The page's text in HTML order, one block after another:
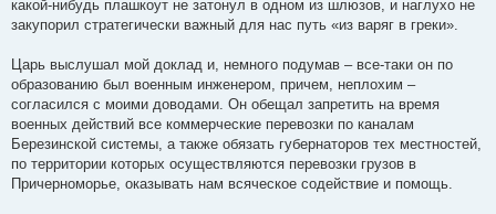
какой-нибудь плашкоут не затонул в одном из шлюзов, и наглухо не
закупорил стратегически важный для нас путь «из варяг в греки».
Царь выслушал мой доклад и, немного подумав – все-таки он по
образованию был военным инженером, причем, неплохим –
согласился с моими доводами. Он обещал запретить на время
военных действий все коммерческие перевозки по каналам
Березинской системы, а также обязать губернаторов тех местностей,
по территории которых осуществляются перевозки грузов в
Причерноморье, оказывать нам всяческое содействие и помощь.